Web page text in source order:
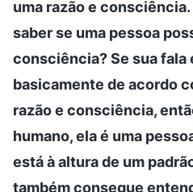
uma razão e
saber se uma pessoa
consciência? Se sua fala
basicamente de acordo
razão e consciência,
humano, ela é uma
está à altura de um
também consegue